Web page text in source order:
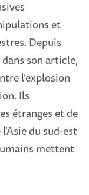
et
Depuis
son article,
l’explosion
Ils
étranges et de
du sud-est
mettent